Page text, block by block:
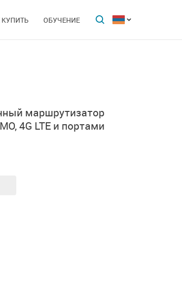
КУПИТЬ ОБУЧЕНИЕ
маршрутизатор
4G LTE и портами